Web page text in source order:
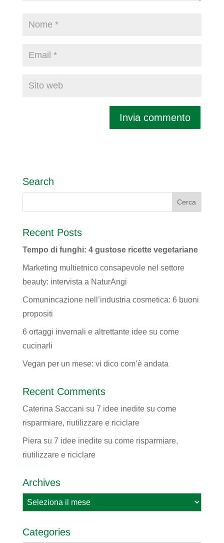
Search
Recent Posts
Tempo di funghi: 4 gustose ricette vegetariane
Marketing multietnico consapevole nel settore
beauty: intervista a NaturAngi
Comunincazione nell’industria cosmetica: 6 buoni
propositi
6 ortaggi invernali e altrettante idee su come
cucinarli
Vegan per un mese: vi dico com’è andata
Recent Comments
Caterina Saccani su 7 idee inedite su come
risparmiare, riutilizzare e riciclare
Piera su 7 idee inedite su come risparmiare,
riutilizzare e riciclare
Archives
Archives
Categories